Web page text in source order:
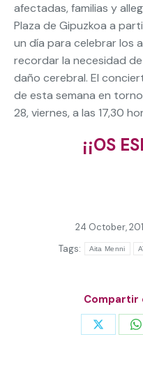
afectadas, familias y
Plaza de Gipuzkoa a
un día para celebrar los
recordar la necesidad
daño cerebral. El
de esta semana en
28, viernes, a las 17,30
¡¡OS
24 October,
Tags:
Aita Menni
Compartir
Share